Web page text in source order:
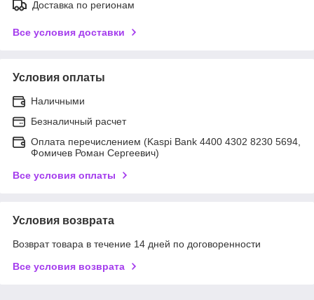
Доставка по регионам
Все условия доставки
Условия оплаты
Наличными
Безналичный расчет
Оплата перечислением (Kaspi Bank 4400 4302 8230 5694,
Фомичев Роман Сергеевич)
Все условия оплаты
Условия возврата
Возврат товара в течение 14 дней по договоренности
Все условия возврата